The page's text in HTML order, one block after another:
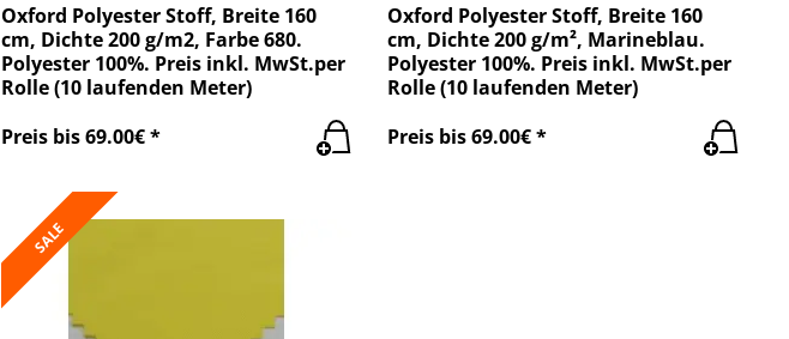
Oxford Polyester Stoff, Breite 160
cm, Dichte 200 g/m2, Farbe 680.
Polyester 100%. Preis inkl. MwSt.per
Rolle (10 laufenden Meter)
Preis bis 69.00€ *
Oxford Polyester Stoff, Breite 160
cm, Dichte 200 g/m², Marineblau.
Polyester 100%. Preis inkl. MwSt.per
Rolle (10 laufenden Meter)
Preis bis 69.00€ *
SALE